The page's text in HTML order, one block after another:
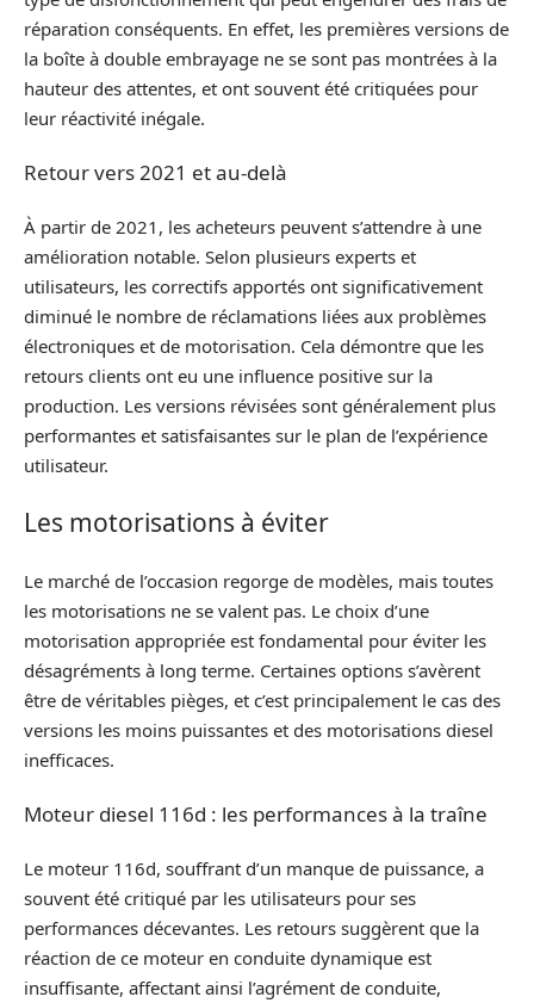
réparation conséquents. En effet, les premières versions de
la boîte à double embrayage ne se sont pas montrées à la
hauteur des attentes, et ont souvent été critiquées pour
leur réactivité inégale.
Retour vers 2021 et au-delà
À partir de 2021, les acheteurs peuvent s’attendre à une
amélioration notable. Selon plusieurs experts et
utilisateurs, les correctifs apportés ont significativement
diminué le nombre de réclamations liées aux problèmes
électroniques et de motorisation. Cela démontre que les
retours clients ont eu une influence positive sur la
production. Les versions révisées sont généralement plus
performantes et satisfaisantes sur le plan de l’expérience
utilisateur.
Les motorisations à éviter
Le marché de l’occasion regorge de modèles, mais toutes
les motorisations ne se valent pas. Le choix d’une
motorisation appropriée est fondamental pour éviter les
désagréments à long terme. Certaines options s’avèrent
être de véritables pièges, et c’est principalement le cas des
versions les moins puissantes et des motorisations diesel
inefficaces.
Moteur diesel 116d : les performances à la traîne
Le moteur 116d, souffrant d’un manque de puissance, a
souvent été critiqué par les utilisateurs pour ses
performances décevantes. Les retours suggèrent que la
réaction de ce moteur en conduite dynamique est
insuffisante, affectant ainsi l’agrément de conduite,